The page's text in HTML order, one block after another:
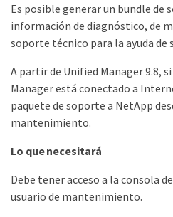
Es posible generar un bundle de
información de diagnóstico, de
soporte técnico para la ayuda de
A partir de Unified Manager 9.8,
Manager está conectado a
paquete de soporte a NetApp
mantenimiento.
Lo que necesitará
Debe tener acceso a la consola
usuario de mantenimiento.